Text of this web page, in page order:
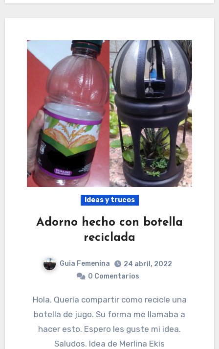
Ideas y trucos
Adorno hecho con botella
reciclada
Guia Femenina
24 abril, 2022
0 Comentarios
Hola. Quería compartir como recicle una
botella de jugo. Su forma me llamaba a
hacer esto. Espero les guste mi idea.
Saludos. Idea de Merlina Ekis